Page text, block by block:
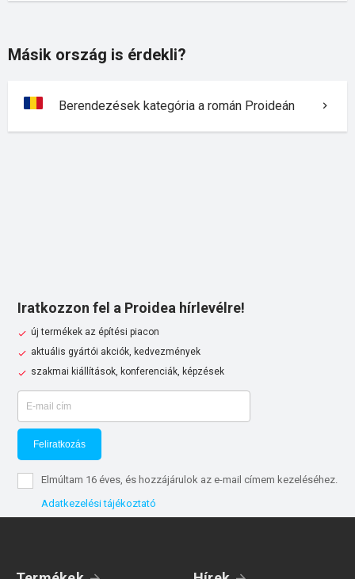
Másik ország is érdekli?
Berendezések kategória a román Proideán
Iratkozzon fel a Proidea hírlevélre!
új termékek az építési piacon
aktuális gyártói akciók, kedvezmények
szakmai kiállítások, konferenciák, képzések
Feliratkozás
Elmúltam 16 éves, és hozzájárulok az e-mail címem kezeléséhez.
Adatkezelési tájékoztató